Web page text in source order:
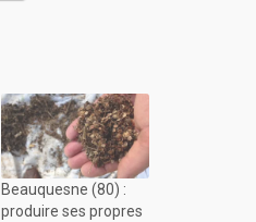
Beauquesne (80) :
produire ses propres